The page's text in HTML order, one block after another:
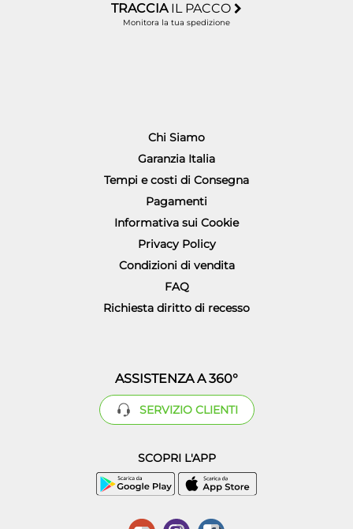
TRACCIA IL PACCO
Monitora la tua spedizione
Chi Siamo
Garanzia Italia
Tempi e costi di Consegna
Pagamenti
Informativa sui Cookie
Privacy Policy
Condizioni di vendita
FAQ
Richiesta diritto di recesso
ASSISTENZA A 360°
SERVIZIO CLIENTI
SCOPRI L'APP